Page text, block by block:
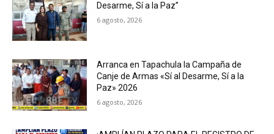
Desarme, Sí a la Paz”
6 agosto, 2026
Arranca en Tapachula la Campaña de
Canje de Armas «Sí al Desarme, Sí a la
Paz» 2026
6 agosto, 2026